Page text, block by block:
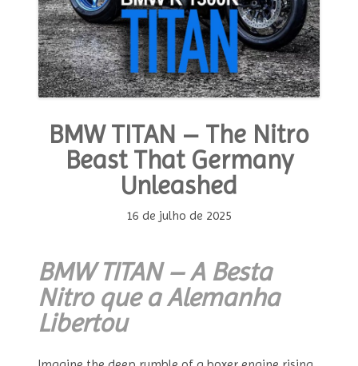
BMW TITAN – The Nitro
Beast That Germany
Unleashed
16 de julho de 2025
BMW TITAN – A Besta
Nitro que a Alemanha
Libertou